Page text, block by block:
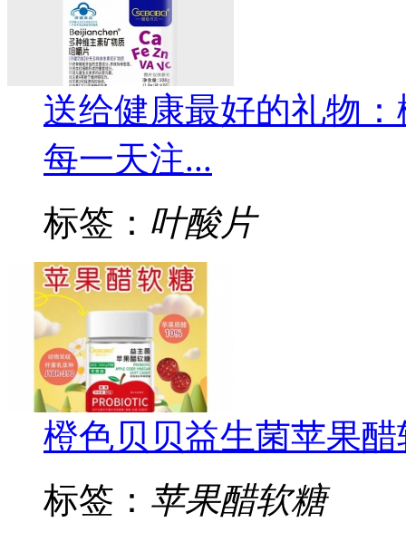
送给健康最好的礼物
每一天注...
标签： 叶酸片
橙色贝贝益生菌苹果
标签： 苹果醋软糖